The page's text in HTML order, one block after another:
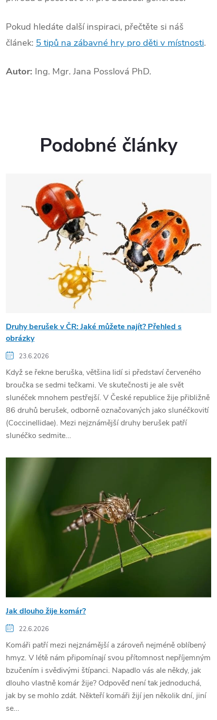
Pokud hledáte další inspiraci, přečtěte si náš
článek: 5 tipů na zábavné hry pro děti v místnosti.
Autor: Ing. Mgr. Jana Posslová PhD.
Podobné články
Druhy berušek v ČR: Jaké můžete najít? Přehled s
obrázky
23.6.2026
Když se řekne beruška, většina lidí si představí červeného
broučka se sedmi tečkami. Ve skutečnosti je ale svět
slunéček mnohem pestřejší. V České republice žije přibližně
86 druhů berušek, odborně označovaných jako slunéčkovití
(Coccinellidae). Mezi nejznámější druhy berušek patří
slunéčko sedmite...
Jak dlouho žije komár?
22.6.2026
Komáři patří mezi nejznámější a zároveň nejméně oblíbený
hmyz. V létě nám připomínají svou přítomnost nepříjemným
bzučením i svědivými štípanci. Napadlo vás ale někdy, jak
dlouho vlastně komár žije? Odpověď není tak jednoduchá,
jak by se mohlo zdát. Někteří komáři žijí jen několik dní, jiní
se...